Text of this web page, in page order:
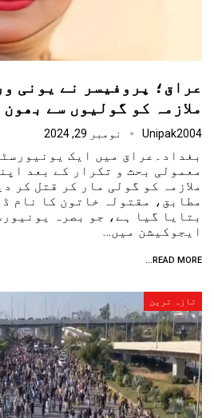
عراق؛ پروفیسر نے یونی
ملازمہ کو گولیوں سے بھون
Unipak2004 نومبر 29, 2024
بغداد۔عراق میں ایک
معمولی بحث و تکرار کے بعد
ملازمہ کو گولی مار کر قتل کر
مطابق، مقتولہ خاتون کا نام
بتایا گیا ہے، جو بصرہ
ایجوکیشن میں…
READ MORE...
تازہ ترین